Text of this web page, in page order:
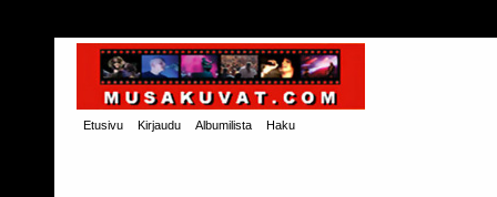
Etusivu Kirjaudu Albumilista Haku